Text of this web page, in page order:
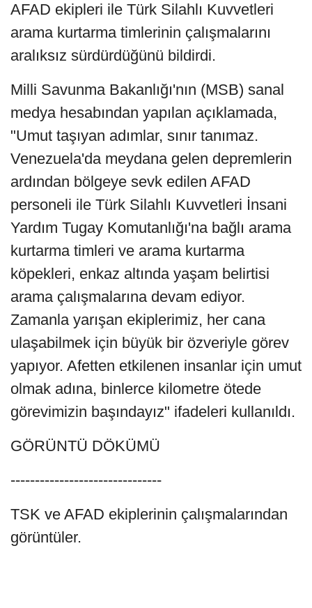
AFAD ekipleri ile Türk Silahlı Kuvvetleri
arama kurtarma timlerinin çalışmalarını
aralıksız sürdürdüğünü bildirdi.
Milli Savunma Bakanlığı'nın (MSB) sanal
medya hesabından yapılan açıklamada,
"Umut taşıyan adımlar, sınır tanımaz.
Venezuela'da meydana gelen depremlerin
ardından bölgeye sevk edilen AFAD
personeli ile Türk Silahlı Kuvvetleri İnsani
Yardım Tugay Komutanlığı'na bağlı arama
kurtarma timleri ve arama kurtarma
köpekleri, enkaz altında yaşam belirtisi
arama çalışmalarına devam ediyor.
Zamanla yarışan ekiplerimiz, her cana
ulaşabilmek için büyük bir özveriyle görev
yapıyor. Afetten etkilenen insanlar için umut
olmak adına, binlerce kilometre ötede
görevimizin başındayız" ifadeleri kullanıldı.
GÖRÜNTÜ DÖKÜMÜ
-------------------------------
TSK ve AFAD ekiplerinin çalışmalarından
görüntüler.